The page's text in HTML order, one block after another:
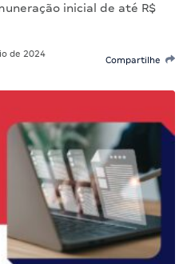
inicial de até R$
de 2024
Compartilhe